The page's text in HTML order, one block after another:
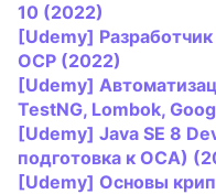
10 (2022)
[Udemy] Разработчик
OCP (2022)
[Udemy]
TestNG, Lombok,
[Udemy] Java SE 8
подготовка к OCA)
[Udemy] Основы